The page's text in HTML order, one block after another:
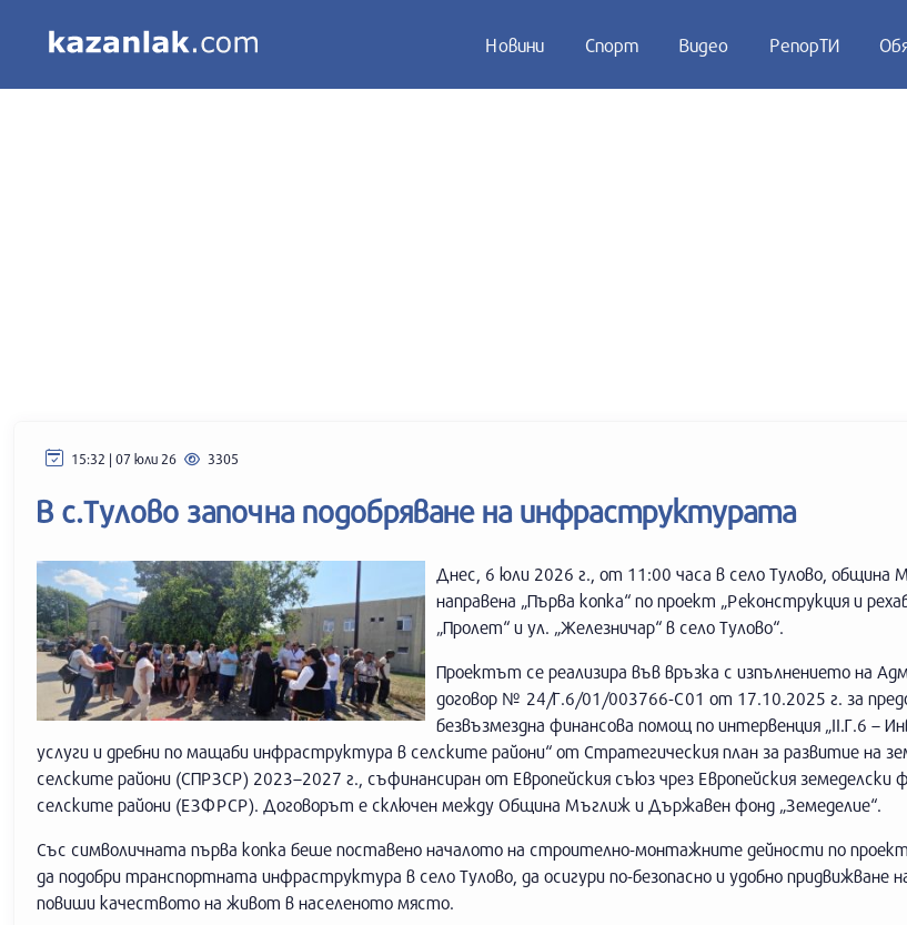
Новини Спорт Видео РепорТИ
15:32 | 07 юли 26 3305
В с.Тулово започна подобряване на инфраструктурата
Днес, 6 юли 2026 г., от 11:00 часа в село Тулово, община
направена „Първа копка“ по проект „Реконструкция и
„Пролет“ и ул. „Железничар“ в село Тулово“.
Проектът се реализира във връзка с изпълнението на
договор № 24/Г.6/01/003766-C01 от 17.10.2025 г. за
безвъзмездна финансова помощ по интервенция „II.Г.6 –
услуги и дребни по мащаби инфраструктура в селските райони“ от Стратегическия план за развитие на
селските райони (СПРЗСР) 2023–2027 г., съфинансиран от Европейския съюз чрез Европейския земеделски
селските райони (ЕЗФРСР). Договорът е сключен между Община Мъглиж и Държавен фонд „Земеделие“.
Със символичната първа копка беше поставено началото на строително-монтажните дейности по
да подобри транспортната инфраструктура в село Тулово, да осигури по-безопасно и удобно придвижване
повиши качеството на живот в населеното място.